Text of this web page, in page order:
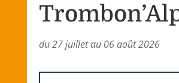
du 27 juillet au 06 août 2026